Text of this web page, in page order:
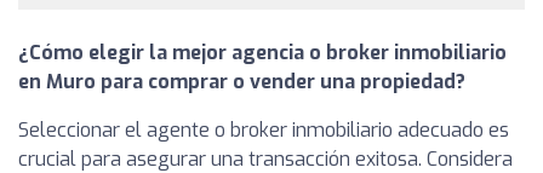
¿Cómo elegir la mejor agencia o broker inmobiliario
en Muro para comprar o vender una propiedad?
Seleccionar el agente o broker inmobiliario adecuado es
crucial para asegurar una transacción exitosa. Considera